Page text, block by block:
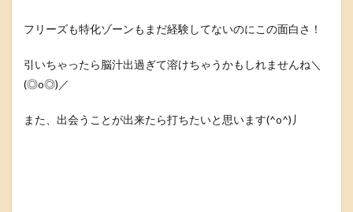
フリーズも特化ゾーンもまだ経験してないのにこの面白さ！
引いちゃったら脳汁出過ぎて溶けちゃうかもしれませんね＼
(◎o◎)／
また、出会うことが出来たら打ちたいと思います(^o^)丿